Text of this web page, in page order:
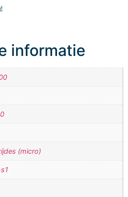
informatie
(micro)